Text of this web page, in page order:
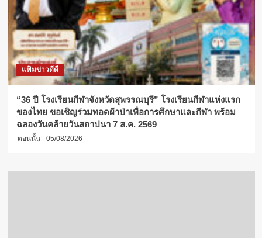
แฟ้มข่าวดีดี
“36 ปี โรงเรียนกีฬาจังหวัดสุพรรณบุรี” โรงเรียนกีฬาแห่งแรก
ของไทย ขอเชิญร่วมทอดผ้าป่าเพื่อการศึกษาและกีฬา พร้อม
ฉลองวันคล้ายวันสถาปนา 7 ส.ค. 2569
ตอนนั้น 05/08/2026